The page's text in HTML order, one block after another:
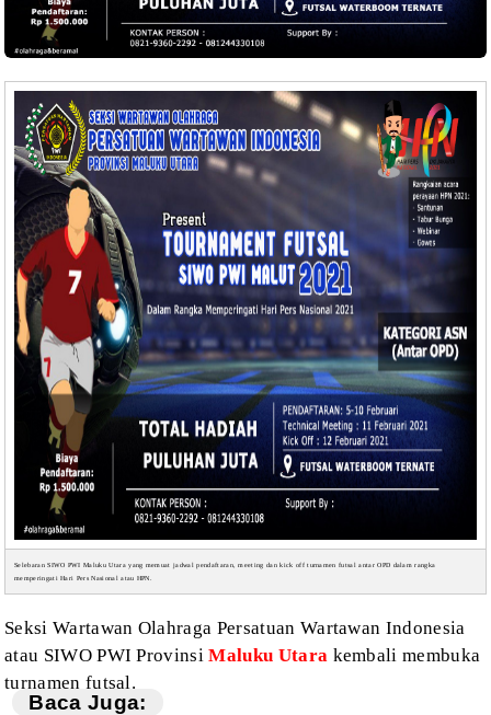
Selebaran SIWO PWI Maluku Utara yang memuat jadwal pendaftaran, meeting dan kick off turnamen futsal antar OPD dalam rangka
memperingati Hari Pers Nasional atau HPN.
Seksi Wartawan Olahraga Persatuan Wartawan Indonesia
atau SIWO PWI Provinsi Maluku Utara kembali membuka
turnamen futsal.
Baca Juga: